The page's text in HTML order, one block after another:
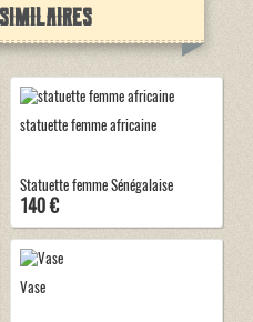
statuette femme africaine
Statuette femme Sénégalaise
140 €
Vase